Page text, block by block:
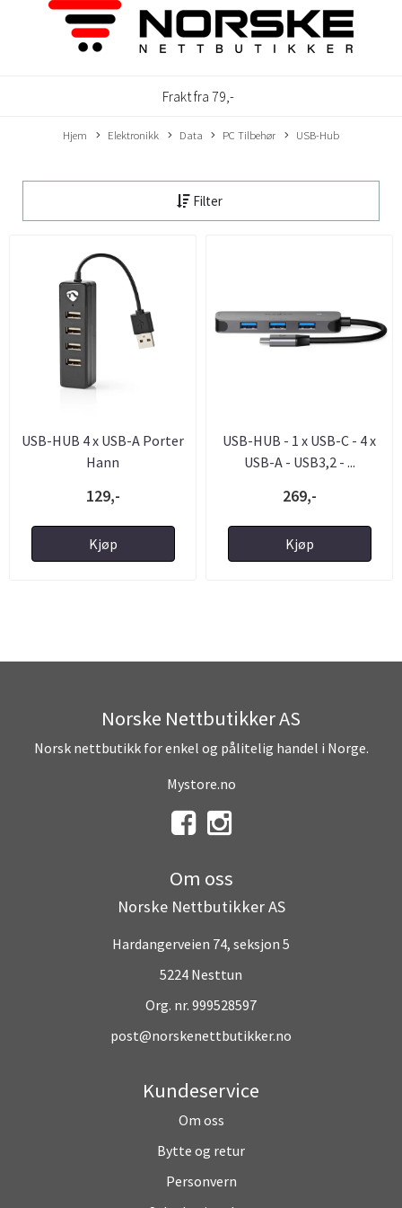
Frakt fra 79,-
Hjem Elektronikk Data PC Tilbehør USB-Hub
Filter
USB-HUB 4 x USB-A Porter
Hann
129,-
Kjøp
USB-HUB - 1 x USB-C - 4 x
USB-A - USB3,2 - ...
269,-
Kjøp
Norske Nettbutikker AS
Norsk nettbutikk for enkel og pålitelig handel i Norge.
Mystore.no
Om oss
Norske Nettbutikker AS
Hardangerveien 74, seksjon 5
5224 Nesttun
Org. nr. 999528597
post@norskenettbutikker.no
Kundeservice
Om oss
Bytte og retur
Personvern